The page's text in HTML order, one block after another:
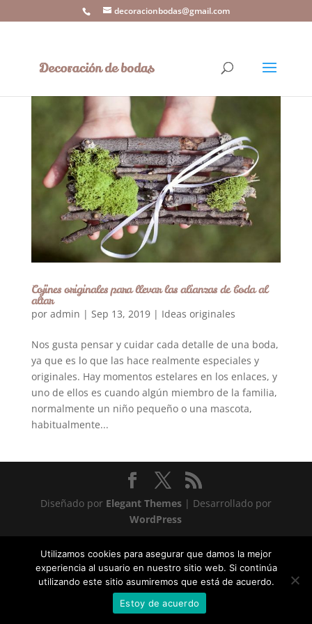
decoracionbodas@gmail.com
Cojines originales para llevar las alianzas de boda al
altar
por admin | Sep 13, 2019| Ideas originales
Nos gusta pensar y cuidar cada detalle de una boda,
ya que es lo que las hace realmente especiales y
originales. Hay momentos estelares en los enlaces, y
uno de ellos es cuando algún miembro de la familia,
normalmente un niño pequeño o una mascota,
habitualmente...
Diseñado por Elegant Themes| Desarrollado por
WordPress
Utilizamos cookies para asegurar que damos la mejor
experiencia al usuario en nuestro sitio web. Si continúa
utilizando este sitio asumiremos que está de acuerdo.
Estoy de acuerdo